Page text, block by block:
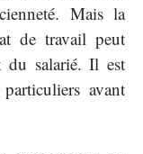
Mais la
de travail peut
du salarié. Il est
avant